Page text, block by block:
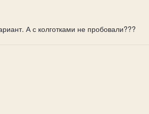
А с колготками не пробовали???